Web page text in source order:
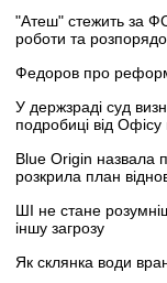
"Атеш" стежить за
роботи та
Федоров про
У держзраді суд
подробиці від
Blue Origin назвала
розкрила план
ШІ не стане
іншу загрозу
Як склянка води